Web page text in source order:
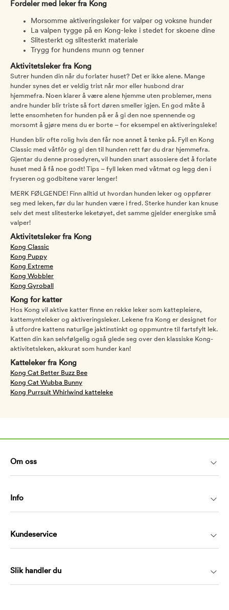
Fordeler med leker fra Kong
Morsomme aktiveringsleker for valper og voksne hunder
La valpen tygge på en Kong-leke i stedet for skoene dine
Slitesterkt og slitesterkt materiale
Trygg for hundens munn og tenner
Aktivitetsleker fra Kong
Sutrer hunden din når du forlater huset? Det er ikke alene. Mange
hunder synes det er veldig trist når mor eller husbond drar
hjemmefra. Noen klarer å være alene hjemme uten problemer, mens
andre hunder blir triste så fort døren smeller igjen. En god måte å
lette ensomheten for hunden på er å gi den noe spennende og
morsomt å gjøre mens du er borte – for eksempel en aktiveringsleke!
Hunden blir ofte rolig hvis den får noe annet å tenke på. Fyll en Kong
Classic med våtfôr og gi den til hunden rett før du drar hjemmefra.
Gjentar du denne prosedyren, vil hunden snart assosiere det å forlate
huset med å få noe godt! Tips – fyll leken med våtmat og legg den i
fryseren og godbitene varer lenger!
MERK FØLGENDE! Finn alltid ut hvordan hunden leker og oppfører
seg med leken, før du lar hunden være i fred. Sterke hunder kan knuse
selv det mest slitesterke leketøyet, det samme gjelder energiske små
valper!
Aktivitetsleker fra Kong
Kong Classic
Kong Puppy
Kong Extreme
Kong Wobbler
Kong Gyroball
Kong for katter
Hos Kong vil aktive katter finne en rekke leker som kattepleiere,
kattemynteleker og aktiveringsleker. Lekene fra Kong er designet for
å utfordre kattens naturlige jaktinstinkt og oppmuntre til fartsfylt lek.
Katten din kan selvfølgelig også glede seg over den klassiske Kong-
aktivitetsleken, akkurat som hunder kan!
Katteleker fra Kong
Kong Cat Better Buzz Bee
Kong Cat Wubba Bunny
Kong Purrsuit Whirlwind katteleke
Om oss
Info
Kundeservice
Slik handler du